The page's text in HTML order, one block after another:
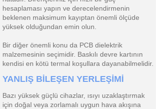
hesaplaması yapın ve derecelendirmenin
beklenen maksimum kayıptan önemli ölçüde
yüksek olduğundan emin olun.
Bir diğer önemli konu da PCB dielektrik
malzemesinin seçimidir. Baskılı devre kartının
kendisi en kötü termal koşullara dayanabilmelidir.
YANLIŞ BİLEŞEN YERLEŞİMİ
Bazı yüksek güçlü cihazlar, ısıyı uzaklaştırmak
için doğal veya zorlamalı uygun hava akışına